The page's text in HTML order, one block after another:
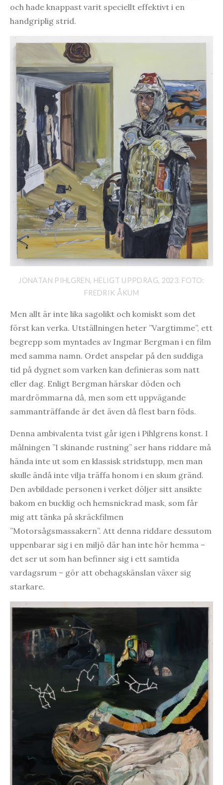
och hade knappast varit speciellt effektivt i en
handgriplig strid.
JONATAN PIHLGREN, HELIGT UPPDRAG, 2023. FOTO:
FREDRIK ÅKUM
Men allt är inte lika sagolikt och komiskt som det
först kan verka. Utställningen heter ”Vargtimme”, ett
begrepp som myntades av Ingmar Bergman i en film
med samma namn. Ordet anspelar på den suddiga
tid på dygnet som varken kan definieras som natt
eller dag. Enligt Bergman härskar döden och
mardrömmarna då, men som ett uppvägande
sammanträffande är det även då flest barn föds.
Denna ambivalenta tvist går igen i Pihlgrens konst. I
målningen ”I skinande rustning” ser hans riddare må
hända inte ut som en klassisk stridstupp, men man
skulle ändå inte vilja träffa honom i en skum gränd.
Den avbildade personen i verket döljer sitt ansikte
bakom en bucklig och hemsnickrad mask, som får
mig att tänka på skräckfilmen
”Motorsågsmassakern”. Att denna riddare dessutom
uppenbarar sig i en miljö där han inte hör hemma –
det ser ut som han befinner sig i ett samtida
vardagsrum – gör att obehagskänslan växer sig
starkare.